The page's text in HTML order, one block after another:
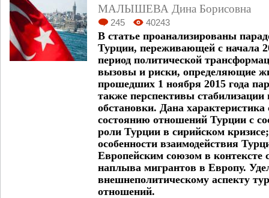
МАЛЫШЕВА Дина Борисовна
245 40243
В статье проанализированы
Турции, переживающей с начала
период политической
вызовы и риски, определяющие
прошедших 1 ноября 2015 года
также перспективы стабилизации
обстановки. Дана
состоянию отношений Турции с
роли Турции в сирийском
особенности взаимодействия
Европейским союзом в контексте
наплыва мигрантов в Европу.
внешнеполитическому аспекту
отношений.